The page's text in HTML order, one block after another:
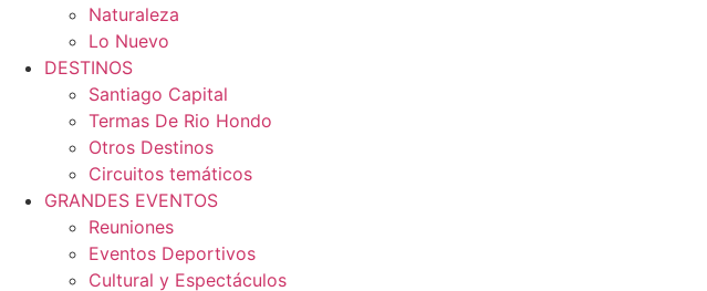
Naturaleza
Lo Nuevo
DESTINOS
Santiago Capital
Termas De Rio Hondo
Otros Destinos
Circuitos temáticos
GRANDES EVENTOS
Reuniones
Eventos Deportivos
Cultural y Espectáculos